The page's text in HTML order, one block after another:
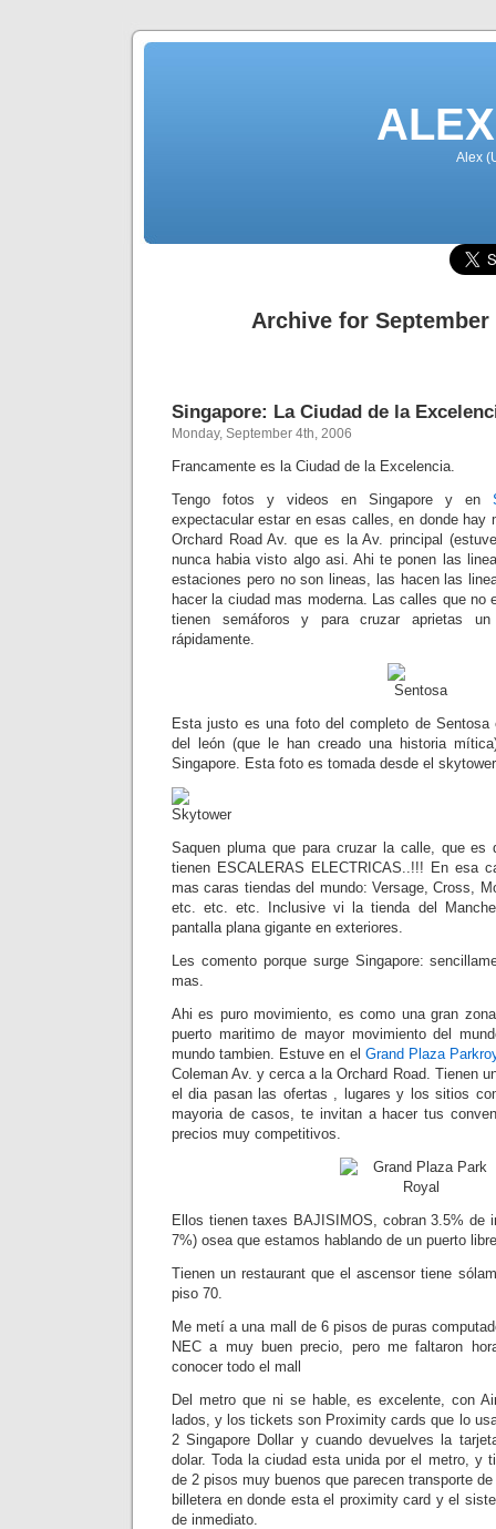
Alex
Archive for September
Singapore: La Ciudad de la
Monday, September 4th, 2006
Francamente es la Ciudad de la Excelencia.
Tengo fotos y videos en Singapore y en
expectacular estar en esas calles, en donde hay
Orchard Road Av. que es la Av. principal
nunca habia visto algo asi. Ahi te ponen las
estaciones pero no son lineas, las hacen las
hacer la ciudad mas moderna. Las calles que no
tienen semáforos y para cruzar aprietas
rápidamente.
Esta justo es una foto del completo de Sentosa
del león (que le han creado una historia
Singapore. Esta foto es tomada desde el
Saquen pluma que para cruzar la calle, que es
tienen ESCALERAS ELECTRICAS..!!! En esa
mas caras tiendas del mundo: Versage, Cross,
etc. etc. etc. Inclusive vi la tienda del
pantalla plana gigante en exteriores.
Les comento porque surge Singapore:
mas.
Ahi es puro movimiento, es como una gran
puerto maritimo de mayor movimiento del
mundo tambien. Estuve en el Grand Plaza
Coleman Av. y cerca a la Orchard Road. Tienen
el dia pasan las ofertas , lugares y los sitios
mayoria de casos, te invitan a hacer tus
precios muy competitivos.
Ellos tienen taxes BAJISIMOS, cobran 3.5% de
7%) osea que estamos hablando de un puerto
Tienen un restaurant que el ascensor tiene
piso 70.
Me metí a una mall de 6 pisos de puras
NEC a muy buen precio, pero me faltaron
conocer todo el mall
Del metro que ni se hable, es excelente, con
lados, y los tickets son Proximity cards que lo
2 Singapore Dollar y cuando devuelves la
dolar. Toda la ciudad esta unida por el metro, y
de 2 pisos muy buenos que parecen transporte
billetera en donde esta el proximity card y el
de inmediato.